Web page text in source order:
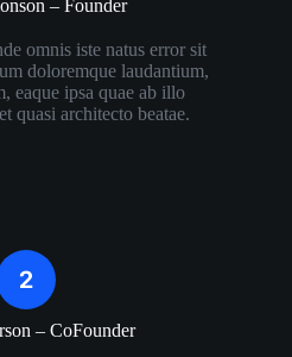
– Founder​
omnis iste natus error sit
doloremque laudantium,
eaque ipsa quae ab illo
quasi architecto beatae.
– CoFounder​